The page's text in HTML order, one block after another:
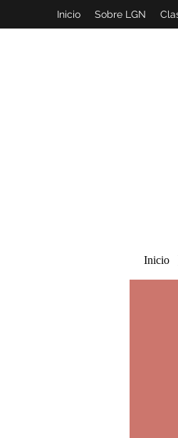
Inicio Sobre LGN
Inicio